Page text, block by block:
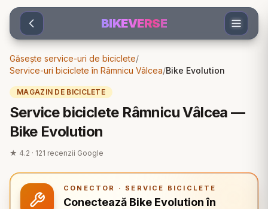
Sari la conținut
BIKEVERSE
Găsește service-uri de biciclete/
Service-uri biciclete în Râmnicu Vâlcea/Bike Evolution
MAGAZIN DE BICICLETE
Service biciclete Râmnicu Vâlcea —
Bike Evolution
★ 4.2 · 121 recenzii Google
CONECTOR · SERVICE BICICLETE
Conectează Bike Evolution în